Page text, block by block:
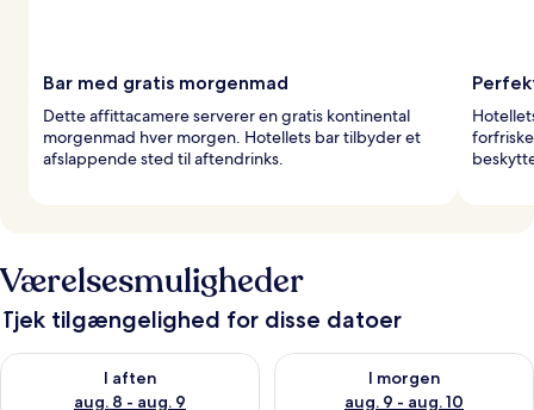
Bar med gratis morgenmad
Dette affittacamere serverer en gratis kontinental
morgenmad hver morgen. Hotellets bar tilbyder et
afslappende sted til aftendrinks.
Værelsesmuligheder
Tjek tilgængelighed for disse datoer
I aften
aug. 8 - aug. 9
Tjek tilgængelighed for i aften aug. 8 - aug. 9
I morgen
aug. 9 - aug. 10
Tjek tilgængelighed for i